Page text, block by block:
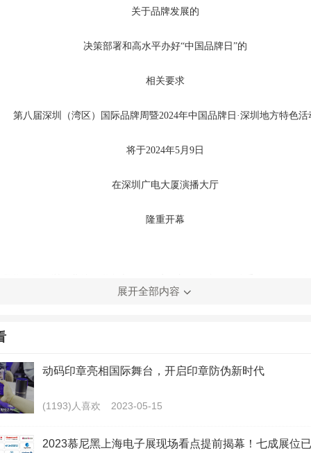
关于品牌发展的
决策部署和高水平办好“中国品牌日”的
相关要求
第八届深圳（湾区）国际品牌周暨2024年中国品牌日·深圳地方特色活
将于2024年5月9日
在深圳广电大厦演播大厅
隆重开幕
”活动序列。迄今已成功举办七届。
（湾区）国际品牌周暨2024年中国品牌日·深圳地方特色活动定于2024
索品牌无限未来”为主题，旨在汇聚各界智慧，探索品牌创新路径，助力
中破浪前行。期间将举办开幕大会、品牌峰会、品牌成果发布、品牌
特色主题活动、品牌专场活动等二十余场活动，采用线上线下同步直
展开全部内容
动码印章亮相国际舞台，开启印章防伪新时代
(1193)人喜欢 2023-05-15
2023慕尼黑上海电子展现场看点提前揭幕！七成展位